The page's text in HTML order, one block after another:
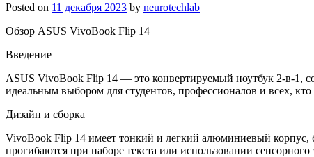
Posted on 11 декабря 2023 by neurotechlab
Обзор ASUS VivoBook Flip 14
Введение
ASUS VivoBook Flip 14 — это конвертируемый ноутбук 2-в-1,
идеальным выбором для студентов, профессионалов и всех, кто
Дизайн и сборка
VivoBook Flip 14 имеет тонкий и легкий алюминиевый корпус,
прогибаются при наборе текста или использовании сенсорного